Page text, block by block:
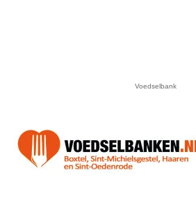
Voedselbank